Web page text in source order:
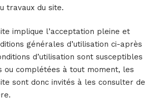
travaux du site.
implique l’acceptation pleine et
générales d’utilisation ci-après
d’utilisation sont susceptibles
ou complétées à tout moment, les
sont donc invités à les consulter de